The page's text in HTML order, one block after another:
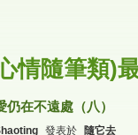
情隨筆類)
仍在不遠處（八）
發表於 隨它去